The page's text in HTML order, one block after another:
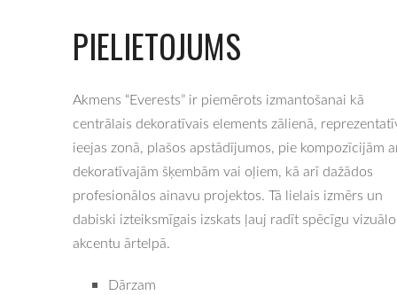
PIELIETOJUMS
Akmens “Everests” ir piemērots izmantošanai kā
centrālais dekoratīvais elements zālienā,
ieejas zonā, plašos apstādījumos, pie kompozīcijām
dekoratīvajām šķembām vai oļiem, kā arī dažādos
profesionālos ainavu projektos. Tā lielais izmērs un
dabiski izteiksmīgais izskats ļauj radīt spēcīgu vizuālo
akcentu ārtelpā.
Dārzam